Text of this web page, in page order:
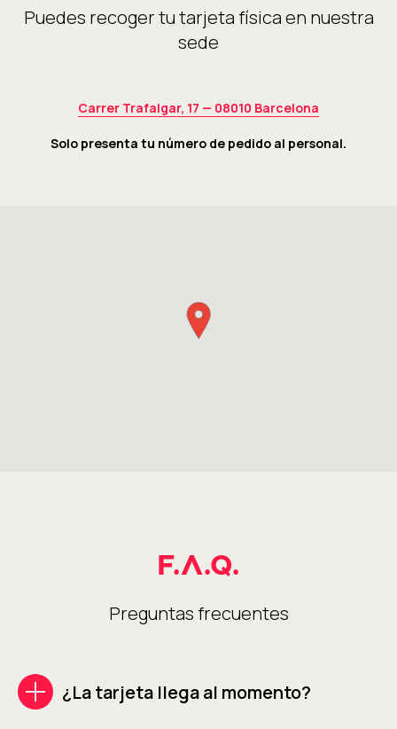
Puedes recoger tu tarjeta física en nuestra
sede
Carrer Trafalgar, 17 — 08010 Barcelona
Solo presenta tu número de pedido al personal.
F.A.Q.
Preguntas frecuentes
¿La tarjeta llega al momento?